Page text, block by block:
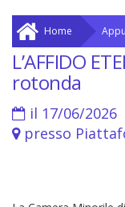
Home
L’AFFIDO
rotonda
il 17/06/2026
presso